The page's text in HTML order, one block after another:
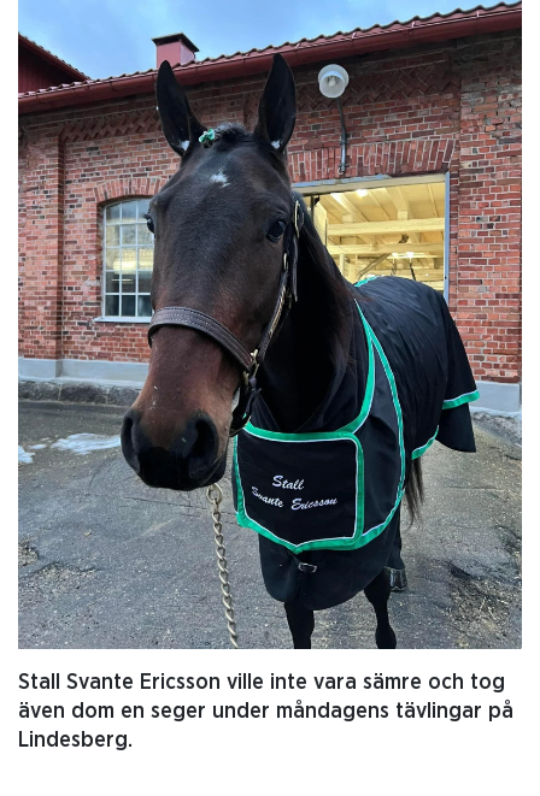
Stall Svante Ericsson ville inte vara sämre och tog
även dom en seger under måndagens tävlingar på
Lindesberg.